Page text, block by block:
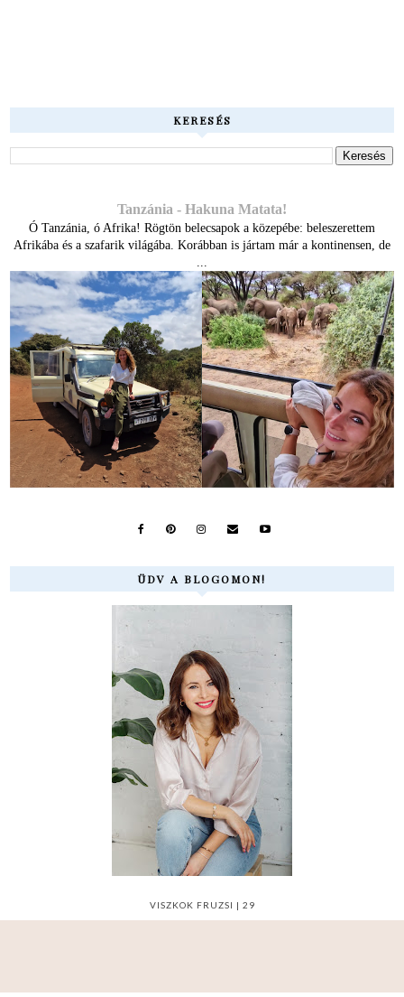
KERESÉS
Tanzánia - Hakuna Matata!
Ó Tanzánia, ó Afrika! Rögtön belecsapok a közepébe: beleszerettem
Afrikába és a szafarik világába. Korábban is jártam már a kontinensen, de
...
ÜDV A BLOGOMON!
VISZKOK FRUZSI | 29